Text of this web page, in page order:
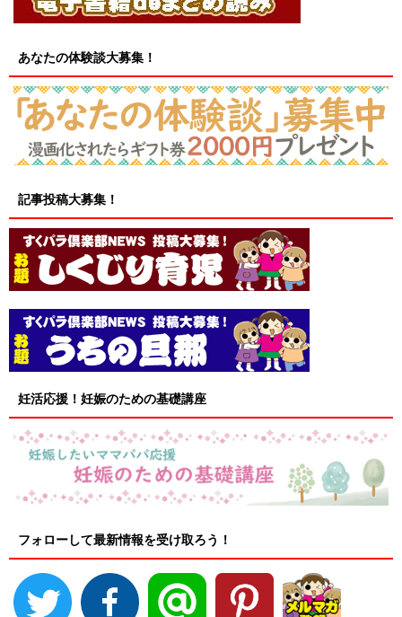
あなたの体験談大募集！
記事投稿大募集！
妊活応援！妊娠のための基礎講座
フォローして最新情報を受け取ろう！